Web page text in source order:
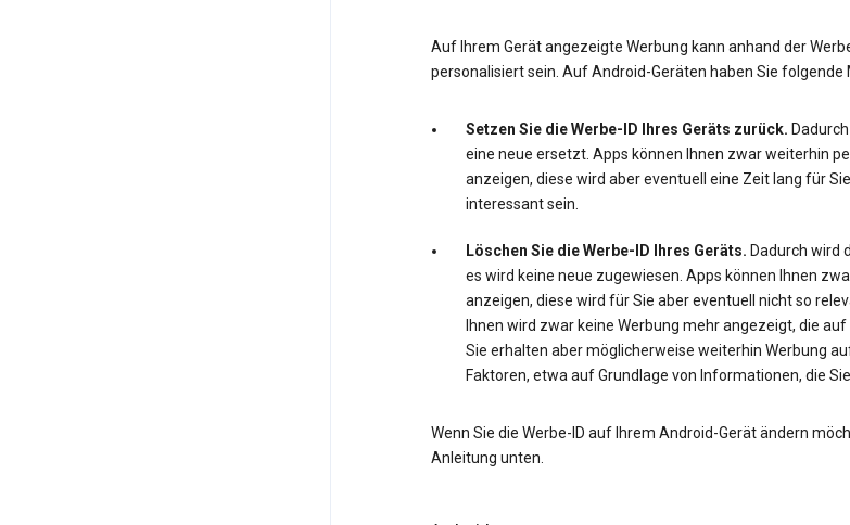
Auf Ihrem Gerät angezeigte Werbung kann anhand der
personalisiert sein. Auf Android-Geräten haben Sie folgende
Setzen Sie die Werbe-ID Ihres Geräts zurück.
eine neue ersetzt. Apps können Ihnen zwar weiterhin
anzeigen, diese wird aber eventuell eine Zeit lang für
interessant sein.
Löschen Sie die Werbe-ID Ihres Geräts. Dadurch wird
es wird keine neue zugewiesen. Apps können Ihnen
anzeigen, diese wird für Sie aber eventuell nicht so
Ihnen wird zwar keine Werbung mehr angezeigt, die
Sie erhalten aber möglicherweise weiterhin Werbung
Faktoren, etwa auf Grundlage von Informationen, die
Wenn Sie die Werbe-ID auf Ihrem Android-Gerät ändern
Anleitung unten.